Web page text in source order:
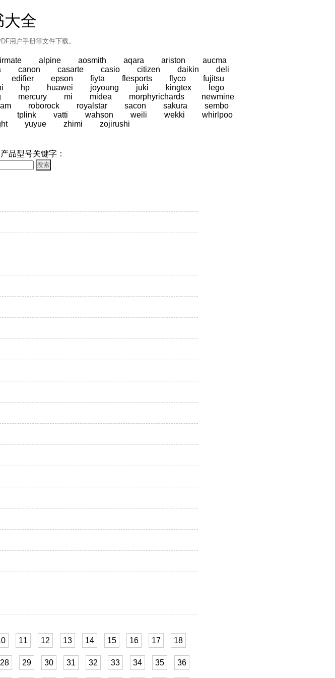
大全
用户手册等文件下载。
alpine aosmith aqara ariston
aucma
canon casarte casio citizen daikin
deli
edifier epson fiyta flesports flyco
fujitsu
hp huawei joyoung juki kingtex
lego
mercury mi midea morphyrichards
newmine
roborock royalstar sacon sakura
sembo
tplink vatti wahson weili wekki
whirlpoo
yuyue zhimi zojirushi
品型号关键字：
11 12 13 14 15 16 17 18
28 29 30 31 32 33 34 35 36